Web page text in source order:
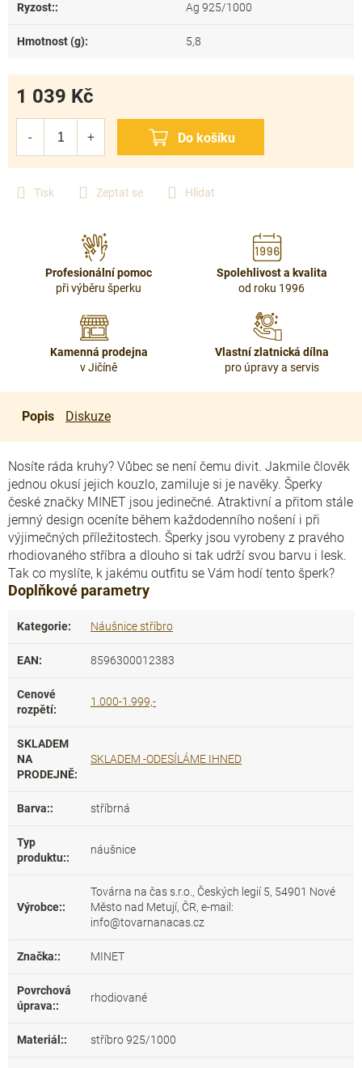
Tisk Zeptat se Hlídat
1 039 Kč
Ryzost:: Ag 925/1000
Hmotnost (g): 5,8
Profesionální pomoc
při výběru šperku
Spolehlivost a kvalita
od roku 1996
Kamenná prodejna
v Jičíně
Vlastní zlatnická dílna
pro úpravy a servis
Popis Diskuze
Nosíte ráda kruhy? Vůbec se není čemu divit. Jakmile člověk
jednou okusí jejich kouzlo, zamiluje si je navěky. Šperky
české značky MINET jsou jedinečné. Atraktivní a přitom stále
jemný design oceníte během každodenního nošení i při
výjimečných příležitostech. Šperky jsou vyrobeny z pravého
rhodiovaného stříbra a dlouho si tak udrží svou barvu i lesk.
Tak co myslíte, k jakému outfitu se Vám hodí tento šperk?
Doplňkové parametry
Kategorie: Náušnice stříbro
EAN: 8596300012383
Cenové
rozpětí:
1.000-1.999,-
SKLADEM
NA
PRODEJNĚ:
SKLADEM -ODESÍLÁME IHNED
Barva:: stříbrná
Typ
produktu::
náušnice
Výrobce::
Továrna na čas s.r.o., Českých legií 5, 54901 Nové
Město nad Metují, ČR, e-mail:
info@tovarnanacas.cz
Značka:: MINET
Povrchová
úprava::
rhodiované
Materiál:: stříbro 925/1000